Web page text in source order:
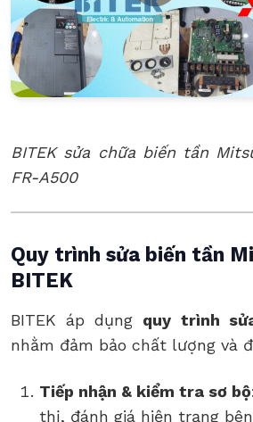
BITEK sửa chữa biến tần
FR-A500
Quy trình sửa biến tần
BITEK
BITEK áp dụng quy trình
nhằm đảm bảo chất lượng và
Tiếp nhận & kiểm tra sơ bộ
thị, đánh giá hiện trạng